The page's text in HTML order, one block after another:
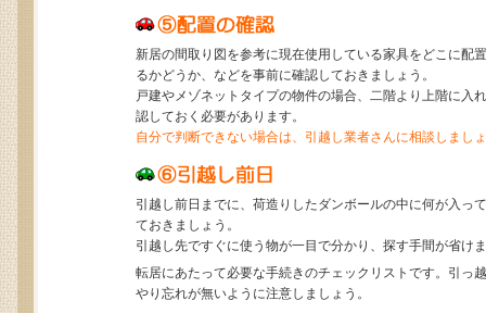
新居の間取り図を参考に現在使用している家具をどこに配
るかどうか、などを事前に確認しておきましょう。
戸建やメゾネットタイプの物件の場合、二階より上階に入
認しておく必要があります。
自分で判断できない場合は、引越し業者さんに相談しまし
引越し前日までに、荷造りしたダンボールの中に何が入っ
ておきましょう。
引越し先ですぐに使う物が一目で分かり、探す手間が省け
転居にあたって必要な手続きのチェックリストです。引っ
やり忘れが無いように注意しましょう。